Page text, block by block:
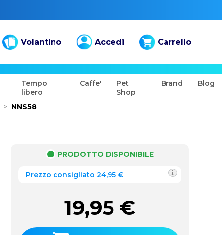
Volantino Accedi Carrello
Tempo
libero
Caffe'
Pet
Shop
Brand Blog
> NNS58
PRODOTTO DISPONIBILE
Prezzo consigliato 24,95 €
19,95 €